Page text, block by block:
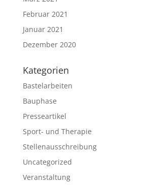
Februar 2021
Januar 2021
Dezember 2020
Kategorien
Bastelarbeiten
Bauphase
Presseartikel
Sport- und Therapie
Stellenausschreibung
Uncategorized
Veranstaltung